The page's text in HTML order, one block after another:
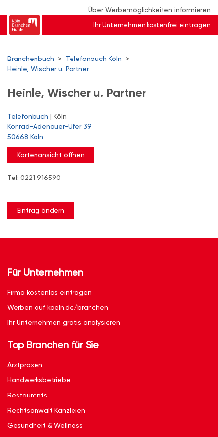
Über Werbemöglichkeiten informieren
Ihr Unternehmen kostenfrei eintragen
Branchenbuch > Telefonbuch Köln
>
Heinle, Wischer u. Partner
Heinle, Wischer u. Partner
Telefonbuch | Köln
Konrad-Adenauer-Ufer 39
50668 Köln
Kartenansicht öffnen
Tel: 0221 916590
Eintrag ändern
Für Unternehmen
Firma kostenlos eintragen
Werben auf koeln.de/branchen
Ihr Unternehmen gratis analysieren
Top Branchen für Sie
Arztpraxen
Handwerksbetriebe
Restaurants
Rechtsanwalt Kanzleien
Gesundheit & Wellness